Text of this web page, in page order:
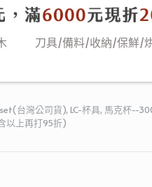
刀具/備料/收納/保鮮/
台灣公司貨), LC-杯具, 馬克杯--
以上再打95折)